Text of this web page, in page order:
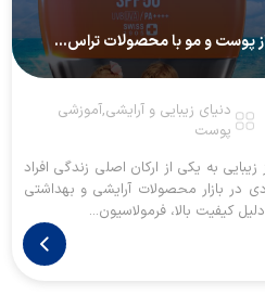
پوست و مو با محصولات تراس...
دنیای زیبایی و آرایشی,آموزشی
پوست
به یکی از ارکان اصلی زندگی افراد
در بازار محصولات آرایشی و بهداشتی
کیفیت بالا، فرمولاسیون...